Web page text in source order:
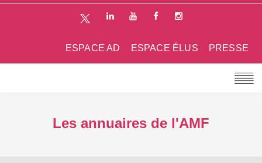
PRESSE
ESPACE ÉLUS
ESPACE AD
Les annuaires de l'AMF